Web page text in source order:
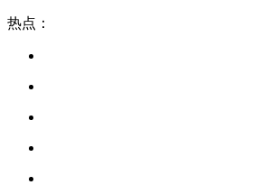
热点：